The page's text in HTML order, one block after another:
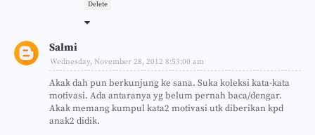
Delete
Salmi
Wednesday, November 28, 2012 8:53:00 am
Akak dah pun berkunjung ke sana. Suka koleksi kata-kata
motivasi. Ada antaranya yg belum pernah baca/dengar.
Akak memang kumpul kata2 motivasi utk diberikan kpd
anak2 didik.